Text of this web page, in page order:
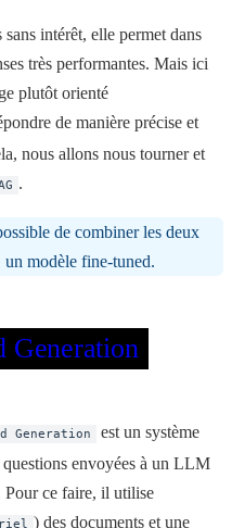
intérêt, elle permet dans
très performantes. Mais ici
plutôt orienté
de manière précise et
nous allons nous tourner et
.
de combiner les deux
un modèle fine-tuned.
Generation
Generation
est un système
envoyées à un LLM
Pour ce faire, il utilise
) des documents et une